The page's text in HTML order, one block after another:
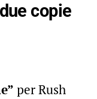
copie
per Rush